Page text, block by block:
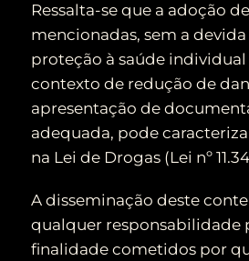
Ressalta-se que a adoção
mencionadas, sem a
proteção à saúde individual
contexto de redução de
apresentação de
adequada, pode
na Lei de Drogas (Lei nº
A disseminação deste
qualquer responsabilidade
finalidade cometidos por